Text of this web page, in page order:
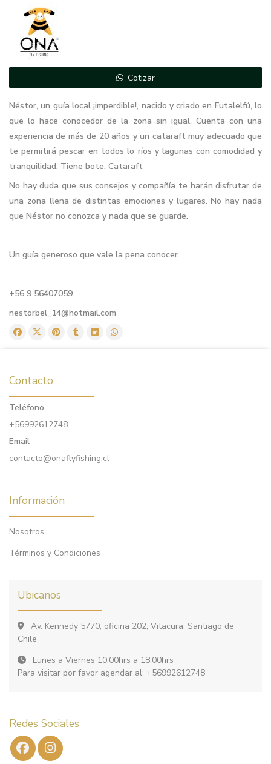
Cotizar
Néstor, un guía local ¡imperdible!, nacido y criado en Futalelfú, lo
que lo hace conocedor de la zona sin igual. Cuenta con una
experiencia de más de 20 años y un cataraft muy adecuado que
te permitirá pescar en todos lo ríos y lagunas con comodidad y
tranquilidad. Tiene bote, Cataraft
No hay duda que sus consejos y compañía te harán disfrutar de
una zona llena de distintas emociones y lugares. No hay nada
que Néstor no conozca y nada que se guarde.
Un guía generoso que vale la pena conocer.
+56 9 56407059
nestorbel_14@hotmail.com
Contacto
Teléfono
+56992612748
Email
contacto@onaflyfishing.cl
Información
Nosotros
Términos y Condiciones
Ubicanos
Av. Kennedy 5770, oficina 202, Vitacura, Santiago de
Chile
Lunes a Viernes 10:00hrs a 18:00hrs
Para visitar por favor agendar al: +56992612748
Redes Sociales